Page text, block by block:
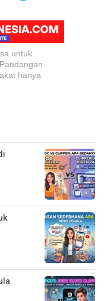
untuk
hanya